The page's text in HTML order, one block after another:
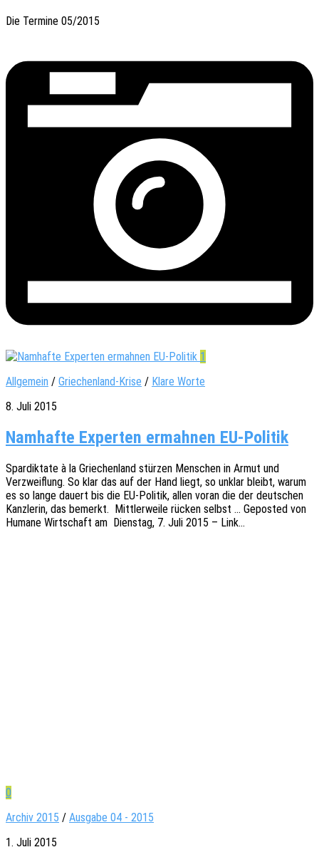
Die Termi­ne 05/2015
1
Allgemein / Griechenland-Krise / Klare Worte
8. Juli 2015
Namhafte Experten ermahnen EU-Politik
Spar­dik­ta­te à la Grie­chen­land stür­zen Menschen in Armut und
Verzweif­lung. So klar das auf der Hand liegt, so unklar bleibt, warum
es so lange dauert bis die EU-Poli­­tik, allen voran die der deut­schen
Kanz­le­rin, das bemerkt. Mitt­ler­wei­le rücken selbst … Gepos­ted von
Humane Wirt­schaft am Diens­tag, 7. Juli 2015 – Link…
0
Archiv 2015 / Ausgabe 04 - 2015
1. Juli 2015